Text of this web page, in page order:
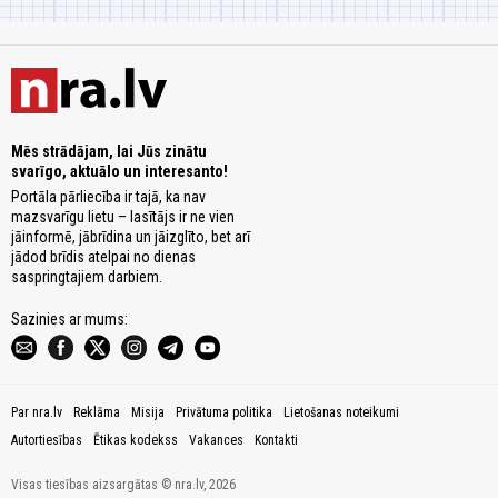
Mēs strādājam, lai Jūs zinātu
svarīgo, aktuālo un interesanto!
Portāla pārliecība ir tajā, ka nav
mazsvarīgu lietu – lasītājs ir ne vien
jāinformē, jābrīdina un jāizglīto, bet arī
jādod brīdis atelpai no dienas
saspringtajiem darbiem.
Sazinies ar mums:
Par nra.lv Reklāma Misija Privātuma politika
Lietošanas noteikumi
Autortiesības
Ētikas kodekss Vakances Kontakti
Visas tiesības aizsargātas © nra.lv, 2026